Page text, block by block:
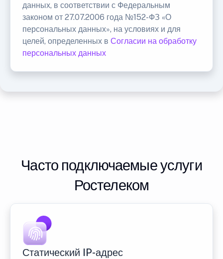
данных, в соответствии с Федеральным
законом от 27.07.2006 года №152-ФЗ «О
персональных данных», на условиях и для
целей, определенных в Согласии на обработку
персональных данных
Часто подключаемые услуги
Ростелеком
Статический IP-адрес